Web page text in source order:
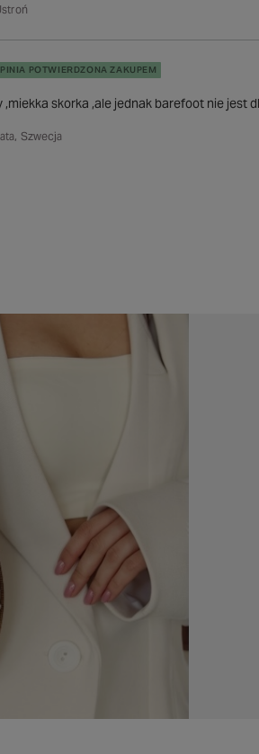
POTWIERDZONA ZAKUPEM
,miekka skorka ,ale jednak barefoot nie jest
Szwecja